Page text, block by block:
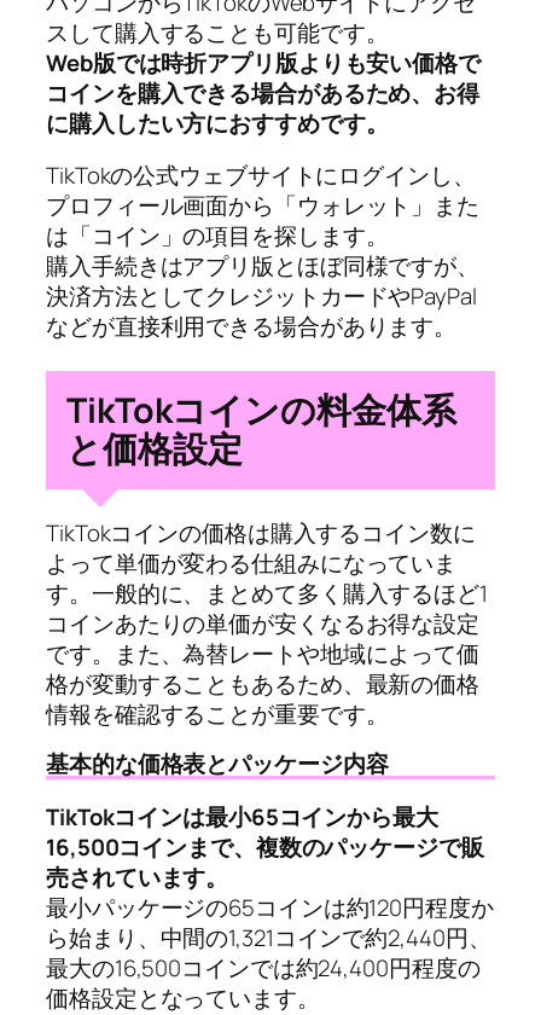
スして購入することも可能です。
Web版では時折アプリ版よりも安い価格で
コインを購入できる場合があるため、お得
に購入したい方におすすめです。
TikTokの公式ウェブサイトにログインし、
プロフィール画面から「ウォレット」また
は「コイン」の項目を探します。
購入手続きはアプリ版とほぼ同様ですが、
決済方法としてクレジットカードやPayPal
などが直接利用できる場合があります。
TikTokコインの料金体系
と価格設定
TikTokコインの価格は購入するコイン数に
よって単価が変わる仕組みになっていま
す。一般的に、まとめて多く購入するほど1
コインあたりの単価が安くなるお得な設定
です。また、為替レートや地域によって価
格が変動することもあるため、最新の価格
情報を確認することが重要です。
基本的な価格表とパッケージ内容
TikTokコインは最小65コインから最大
16,500コインまで、複数のパッケージで販
売されています。
最小パッケージの65コインは約120円程度か
ら始まり、中間の1,321コインで約2,440円、
最大の16,500コインでは約24,400円程度の
価格設定となっています。